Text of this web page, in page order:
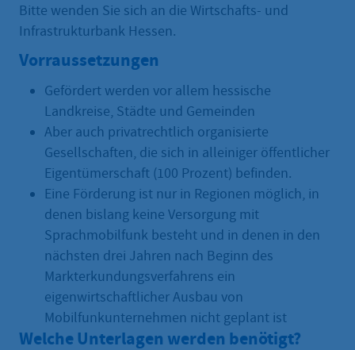
Bitte wenden Sie sich an die Wirtschafts- und
Infrastrukturbank Hessen.
Vorraussetzungen
Gefördert werden vor allem hessische
Landkreise, Städte und Gemeinden
Aber auch privatrechtlich organisierte
Gesellschaften, die sich in alleiniger öffentlicher
Eigentümerschaft (100 Prozent) befinden.
Eine Förderung ist nur in Regionen möglich, in
denen bislang keine Versorgung mit
Sprachmobilfunk besteht und in denen in den
nächsten drei Jahren nach Beginn des
Markterkundungsverfahrens ein
eigenwirtschaftlicher Ausbau von
Mobilfunkunternehmen nicht geplant ist
Welche Unterlagen werden benötigt?